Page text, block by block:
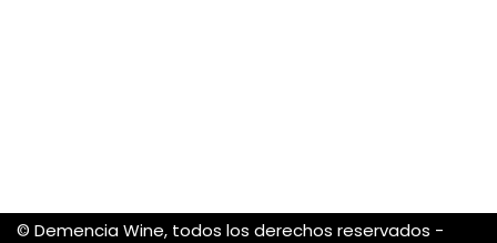
© Demencia Wine, todos los derechos reservados -